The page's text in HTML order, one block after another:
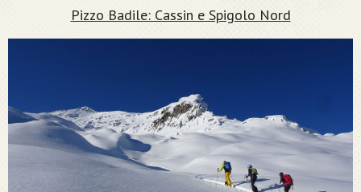
Pizzo Badile: Cassin e Spigolo Nord